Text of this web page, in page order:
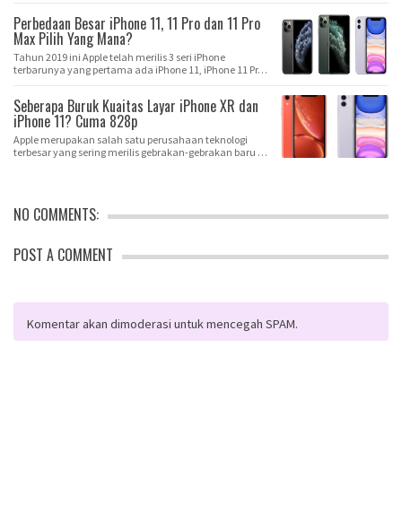
Perbedaan Besar iPhone 11, 11 Pro dan 11 Pro
Max Pilih Yang Mana?
Tahun 2019 ini Apple telah merilis 3 seri iPhone
terbarunya yang pertama ada iPhone 11, iPhone 11 Pr…
Seberapa Buruk Kuaitas Layar iPhone XR dan
iPhone 11? Cuma 828p
Apple merupakan salah satu perusahaan teknologi
terbesar yang sering merilis gebrakan-gebrakan baru …
NO COMMENTS:
POST A COMMENT
Komentar akan dimoderasi untuk mencegah SPAM.